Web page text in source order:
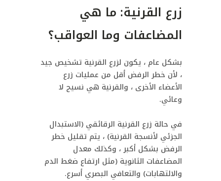
زرع القرنية: ما هي
المضاعفات وما العواقب؟
بشكل عام ، يكون لزرع القرنية تشخيص جيد
، لأن خطر الرفض أقل من عمليات زرع
الأعضاء الأخرى ، والقرنية هي نسيج لا
وعائي.
في حالة زرع القرنية الرقائقي (الاستبدال
الجزئي لأنسجة القرنية) ، يتم تقليل خطر
الرفض بشكل أكبر ، وكذلك معدل
المضاعفات الثانوية (مثل ارتفاع ضغط الدم
والالتهابات) والتعافي البصري أسرع.